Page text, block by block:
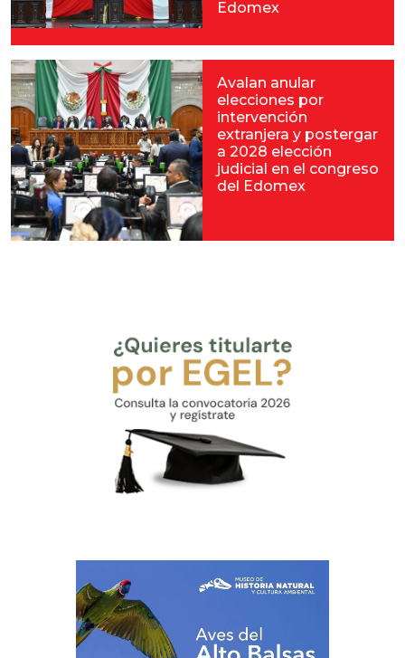
Edomex
Avalan anular
elecciones por
intervención
extranjera y postergar
a 2028 elección
judicial en el congreso
del Edomex